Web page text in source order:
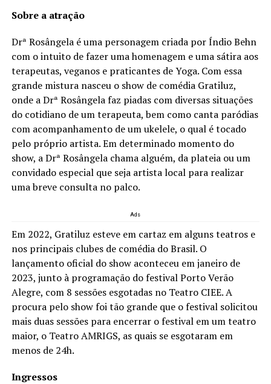
Sobre a atração
Drª Rosângela é uma personagem criada por Índio Behn
com o intuito de fazer uma homenagem e uma sátira aos
terapeutas, veganos e praticantes de Yoga. Com essa
grande mistura nasceu o show de comédia Gratiluz,
onde a Drª Rosângela faz piadas com diversas situações
do cotidiano de um terapeuta, bem como canta paródias
com acompanhamento de um ukelele, o qual é tocado
pelo próprio artista. Em determinado momento do
show, a Drª Rosângela chama alguém, da plateia ou um
convidado especial que seja artista local para realizar
uma breve consulta no palco.
Ads
Em 2022, Gratiluz esteve em cartaz em alguns teatros e
nos principais clubes de comédia do Brasil. O
lançamento oficial do show aconteceu em janeiro de
2023, junto à programação do festival Porto Verão
Alegre, com 8 sessões esgotadas no Teatro CIEE. A
procura pelo show foi tão grande que o festival solicitou
mais duas sessões para encerrar o festival em um teatro
maior, o Teatro AMRIGS, as quais se esgotaram em
menos de 24h.
Ingressos